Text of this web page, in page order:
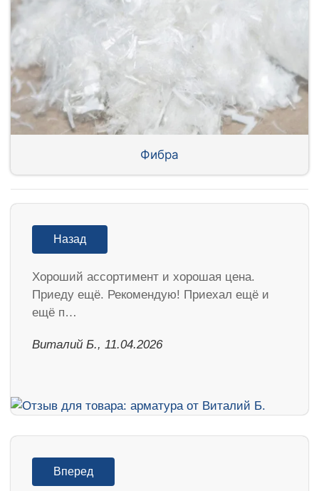
Фибра
Назад
Хороший ассортимент и хорошая цена.
Приеду ещё. Рекомендую! Приехал ещё и
ещё п…
Виталий Б., 11.04.2026
Вперед